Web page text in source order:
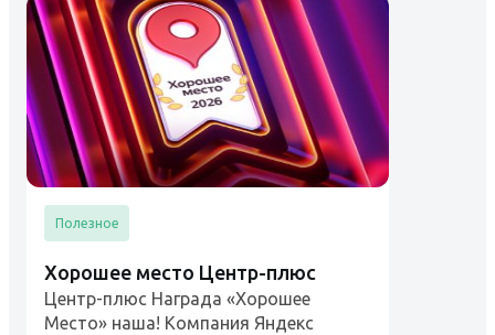
Полезное
Хорошее место Центр-плюс
Центр-плюс Награда «Хорошее
Место» наша! Компания Яндекс